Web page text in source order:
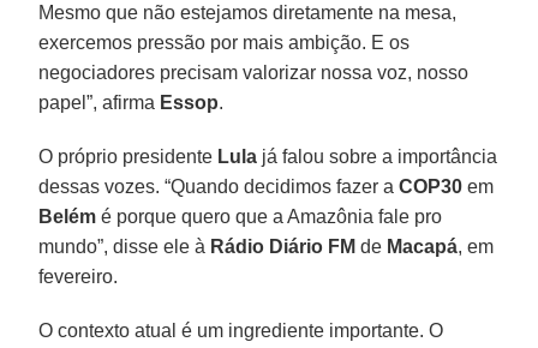
Mesmo que não estejamos diretamente na mesa,
exercemos pressão por mais ambição. E os
negociadores precisam valorizar nossa voz, nosso
papel”, afirma Essop.
O próprio presidente Lula já falou sobre a importância
dessas vozes. “Quando decidimos fazer aCOP30 em
Belém é porque quero que a Amazônia fale pro
mundo”, disse ele à Rádio Diário FM de Macapá, em
fevereiro.
O contexto atual é um ingrediente importante. O